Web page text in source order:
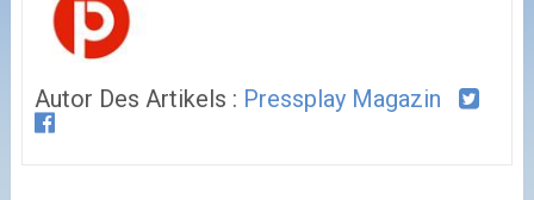
Autor Des Artikels : Pressplay Magazin